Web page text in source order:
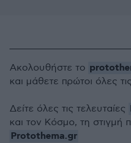
Ακολουθήστε το
και μάθετε πρώτοι όλες
Δείτε όλες τις τελευταίες
και τον Κόσμο, τη στιγμή
Protothema.gr